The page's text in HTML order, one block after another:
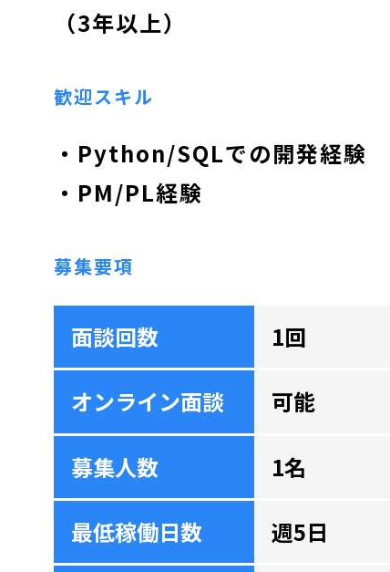
（3年以上）
歓迎スキル
・Python/SQLでの開発経験
・PM/PL経験
募集要項
面談回数 1回
オンライン面談 可能
募集人数 1名
最低稼働日数 週5日